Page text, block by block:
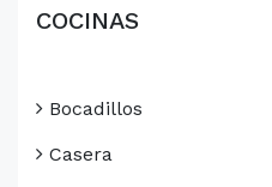
COCINAS
Bocadillos
Casera